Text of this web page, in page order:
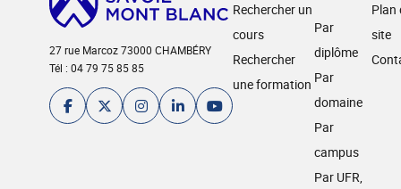
27 rue Marcoz 73000 CHAMBÉRY
Tél : 04 79 75 85 85
Rechercher un
cours
Rechercher
une formation
Par
diplôme
Par
domaine
Par
campus
Par UFR,
Plan
site